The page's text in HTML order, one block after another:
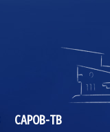
САРОВ-ТВ